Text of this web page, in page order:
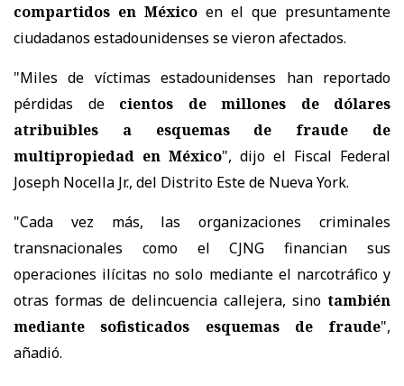
compartidos en México en el que presuntamente
ciudadanos estadounidenses se vieron afectados.
"Miles de víctimas estadounidenses han reportado
pérdidas de cientos de millones de dólares
atribuibles a esquemas de fraude de
multipropiedad en México", dijo el Fiscal Federal
Joseph Nocella Jr., del Distrito Este de Nueva York.
"Cada vez más, las organizaciones criminales
transnacionales como el CJNG financian sus
operaciones ilícitas no solo mediante el narcotráfico y
otras formas de delincuencia callejera, sino también
mediante sofisticados esquemas de fraude",
añadió.